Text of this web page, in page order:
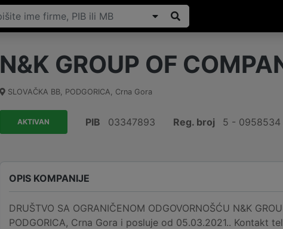
N&K GROUP OF
SLOVAČKA BB, PODGORICA, Crna Gora
AKTIVAN PIB 03347893 Reg. broj 5 - 0958534
OPIS KOMPANIJE
DRUŠTVO SA OGRANIČENOM ODGOVORNOŠĆU N&K
PODGORICA, Crna Gora i posluje od 05.03.2021.. Kontakt